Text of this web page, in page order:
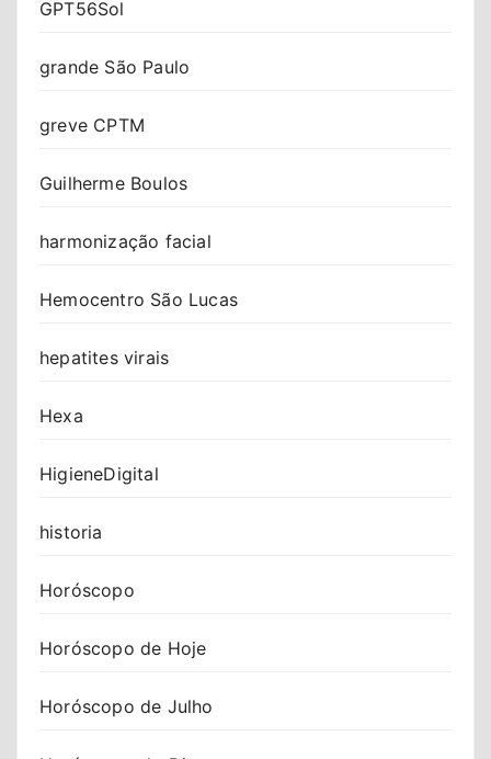
GPT56Sol
grande São Paulo
greve CPTM
Guilherme Boulos
harmonização facial
Hemocentro São Lucas
hepatites virais
Hexa
HigieneDigital
historia
Horóscopo
Horóscopo de Hoje
Horóscopo de Julho